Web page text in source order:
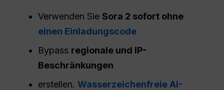
Verwenden SieSora 2 sofort ohne
einen Einladungscode
Bypass regionale und IP-
Beschränkungen
erstellen.Wasserzeichenfreie AI-